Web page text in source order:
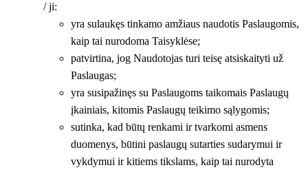
/ ji:
yra sulaukęs tinkamo amžiaus naudotis Paslaugomis,
kaip tai nurodoma Taisyklėse;
patvirtina, jog Naudotojas turi teisę atsiskaityti už
Paslaugas;
yra susipažinęs su Paslaugoms taikomais Paslaugų
įkainiais, kitomis Paslaugų teikimo sąlygomis;
sutinka, kad būtų renkami ir tvarkomi asmens
duomenys, būtini paslaugų sutarties sudarymui ir
vykdymui ir kitiems tikslams, kaip tai nurodyta